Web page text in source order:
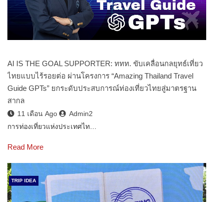
AI IS THE GOAL SUPPORTER: ททท. ขับเคลื่อนกลยุทธ์เที่ยว
ไทยแบบไร้รอยต่อ ผ่านโครงการ “Amazing Thailand Travel
Guide GPTs” ยกระดับประสบการณ์ท่องเที่ยวไทยสู่มาตรฐาน
สากล
11 เดือน Ago
Admin2
การท่องเที่ยวแห่งประเทศไท…
Read More
TRIP IDEA